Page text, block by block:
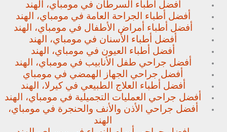
أفضل أطباء السرطان في مومباي، الهند
أفضل أطباء الجراحة العامة في مومباي، الهند
أفضل أطباء أمراض الأطفال في مومباي، الهند
أفضل أطباء الأسنان في مومباي، الهند
أفضل أطباء العيون في مومباي، الهند
أفضل جراحي طفل الأنابيب في مومباي، الهند
أفضل جراحي الجهاز الهمضي في مومباي
أفضل أطباء العلاج الطبيعي في كيرلا، الهند
أفضل جراحي العمليات التجميلية في مومباي، الهند
أفضل جراحي الأذن والأنف والحنجرة في مومباي،
الهند